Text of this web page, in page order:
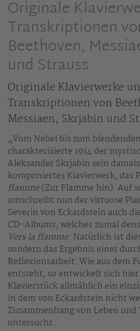
Originale
Transkriptionen
Beethoven,
und Strauss
Originale Klavierwerke
Transkriptionen von
Messiaen, Skrjabin und
„Vom Nebel bis zum
charakterisierte 1914 der
Aleksander Skrjabin sein
komponiertes Klavierwerk, das
flamme(Zur Flamme hin). Auf
umschreibt nun der virtuose
Severin von Eckardstein auch
CD-Albums, welches zumal
Vers la flamme. Natürlich ist
sondern das Ergebnis einer
Reflexionsarbeit. Wie aus dem
entsteht, so entwickelt sich hier
Klavierstück allmählich ein
in dem von Eckardstein nicht
Zusammenhang von Leben
untersucht.